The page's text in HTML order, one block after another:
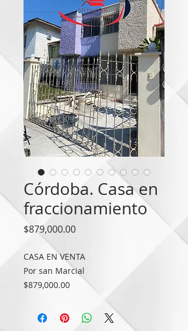
Córdoba. Casa en
fraccionamiento
$879,000.00Precio
CASA EN VENTA
Por san Marcial
$879,000.00
Sala